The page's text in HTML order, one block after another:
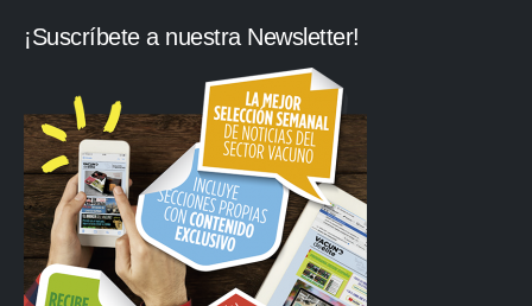
¡Suscríbete a nuestra Newsletter!